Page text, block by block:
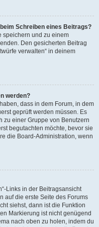
Schreiben eines Beitrags?
speichern und zu einem
Den gesicherten Beitrag
verwalten“ in deinem
werden?
dass in dem Forum, in dem
geprüft werden müssen. Es
zu einer Gruppe von Benutzern
begutachten möchte, bevor sie
die Board-Administration, wenn
Links in der Beitragsansicht
auf die erste Seite des Forums
siehst, dann ist die Funktion
Markierung ist nicht genügend
nach oben zu holen, indem du